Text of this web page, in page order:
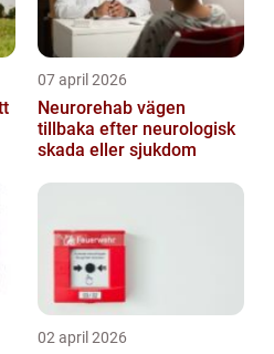
07 april 2026
Neurorehab vägen
tillbaka efter neurologisk
skada eller sjukdom
02 april 2026